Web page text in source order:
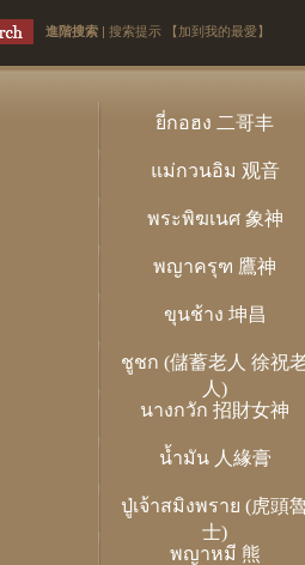
進階搜索 | 搜索提示 【加到我的最愛】
ยี่กอฮง 二哥丰
แม่กวนอิม 观音
พระพิฆเนศ 象神
พญาครุฑ 鷹神
ขุนช้าง 坤昌
ชูชก (儲蓄老人 徐祝
人)
นางกวัก 招財女神
น้ำมัน 人緣膏
ปู่เจ้าสมิงพราย (虎頭
士)
พญาหมี 熊